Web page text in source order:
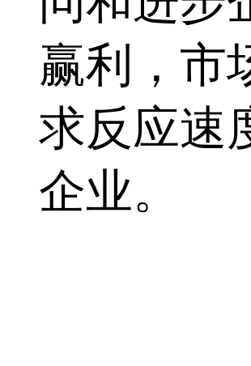
赢利，市
求反应速
企业。